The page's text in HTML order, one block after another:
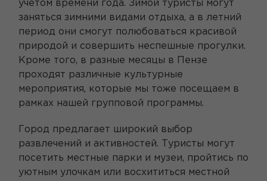
учетом времени года. Зимой туристы могут
заняться зимними видами отдыха, а в летний
период они смогут полюбоваться красивой
природой и совершить неспешные прогулки.
Кроме того, в разные месяцы в Пензе
проходят различные культурные
мероприятия, которые мы тоже посещаем в
рамках нашей групповой программы.
Город предлагает широкий выбор
развлечений и активностей. Туристы могут
посетить местные парки и музеи, пройтись по
уютным улочкам или восхититься местной